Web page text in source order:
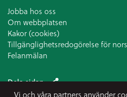
Jobba hos oss
Om webbplatsen
Kakor (cookies)
Tillgänglighetsredogörelse för
Felanmälan
Dela sidan
Vi och våra partners använder